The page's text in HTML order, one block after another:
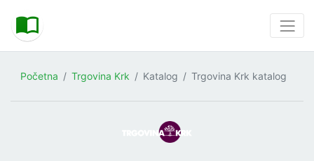
Početna Trgovina Krk Katalog Trgovina Krk katalog